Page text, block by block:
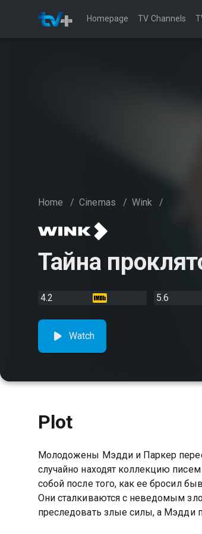
Homepage TV Channels
Home / Cinemas / Wink /
Тайна
4.2 5.6
Watch
Plot
Молодожены Мэдди и Паркер
случайно находят коллекцию
собой после того, как ее бросил
Они сталкиваются с неведомым
преследовать злые силы, а Мэдди